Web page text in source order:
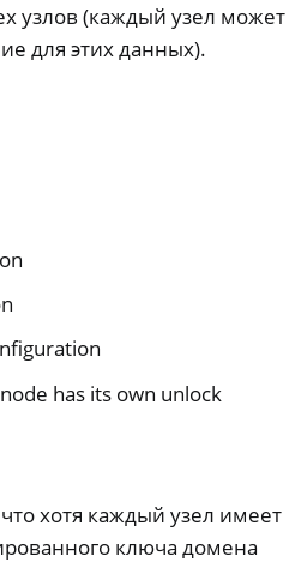
узлов (каждый узел может
для этих данных).
has its own unlock
хотя каждый узел имеет
ключа домена